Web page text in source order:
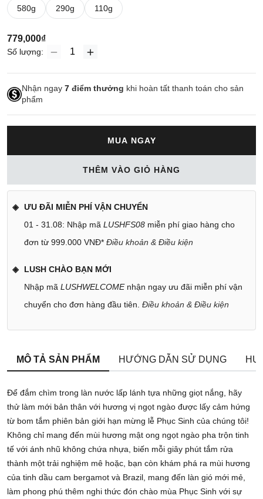
580g 290g 110g
779,000₫
Số lượng:
Nhận ngay 7 điểm thưởng khi hoàn tất thanh toán cho sản
phẩm
MUA NGAY
THÊM VÀO GIỎ HÀNG
ƯU ĐÃI MIỄN PHÍ VẬN CHUYỂN
01 - 31.08: Nhập mã LUSHFS08 miễn phí giao hàng cho
đơn từ 999.000 VNĐ* Điều khoản & Điều kiện
LUSH CHÀO BẠN MỚI
Nhập mã LUSHWELCOMEnhận ngay ưu đãi miễn phí vận
chuyển cho đơn hàng đầu tiên. Điều khoản & Điều kiện
MÔ TẢ SẢN PHẨM HƯỚNG DẪN SỬ DỤNG
Để đắm chìm trong làn nước lấp lánh tựa những giọt nắng, hãy
thử làm mới bản thân với hương vị ngọt ngào được lấy cảm hứng
từ bom tắm phiên bản giới hạn mừng lễ Phục Sinh của chúng tôi!
Không chỉ mang đến mùi hương mật ong ngọt ngào pha trộn tinh
tế với ánh nhũ không chứa nhựa, biến mỗi giây phút tắm rửa
thành một trải nghiệm mê hoặc, bạn còn khám phá ra mùi hương
của tinh dầu cam bergamot và Brazil, mang đến làn gió mới mẻ,
làm phong phú thêm nghi thức đón chào mùa Phục Sinh với sự